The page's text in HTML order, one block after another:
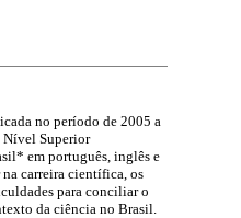
no período de 2005 a
Nível Superior
em português, inglês e
na carreira científica, os
para conciliar o
da ciência no Brasil.